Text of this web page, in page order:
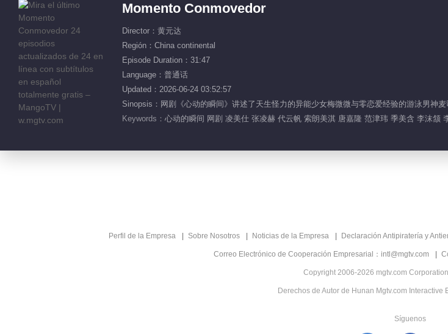
Momento Conmovedor
Director：黄元达
Región：China continental
Episode Duration：31:47
Language：普通话
Updated：2026-06-24 03:52:57
Sinopsis：网剧《心动的瞬间》讲述了天生怪力的异能少女梅微微与零恋爱经验的游泳男神
Keywords： 心动的瞬间 网剧 凌美仕 张凌赫 代云帆 索朗美淇 唐嘉隆 范津玮 季美含 李沫颔
Perfil de la Empresa Sobre Nosotros Noticias de la Empresa Declaración Antipiratería y
Correo Electrónico de Cooperación Empresarial：intl@mgtv.com
Copyright 2006-2026 mgtv.com
Derechos de Autor de Hunan Mgtv.com Interactive
Síguenos